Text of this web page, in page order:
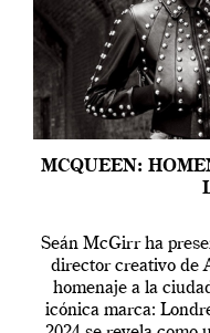
MCQUEEN:
Seán McGirr ha
director creativo de
homenaje a la
icónica marca: